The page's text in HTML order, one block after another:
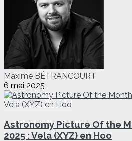
Maxime BÉTRANCOURT
6 mai 2025
Astronomy Picture Of the
2025 : Vela (XYZ) en Hoo